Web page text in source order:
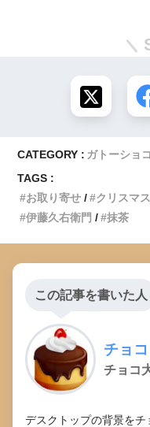
CATEGORY : ガトーショ
TAGS :
お取り寄せ
クリスマス
伊藤久右衛門
抹茶
この記事を書いた人
チョ
チョコ
デスクトップの背景を